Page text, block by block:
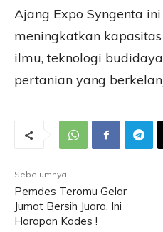
Ajang Expo Syngenta
meningkatkan
ilmu, teknologi
pertanian yang
Sebelumnya
Pemdes Teromu Gelar
Jumat Bersih Juara, Ini
Harapan Kades !